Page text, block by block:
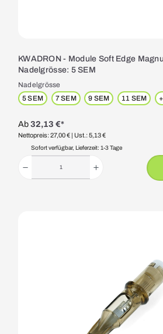
KWADRON - Module Soft Edge
Nadelgrösse: 5 SEM
Nadelgrösse
5 SEM
7 SEM 9 SEM 11 SEM +
Ab32,13 €*
Nettopreis: 27,00 € | Ust.: 5,13 €
Sofort verfügbar, Lieferzeit: 1-3 Tage